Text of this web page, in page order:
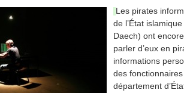
Les pirates
de l’État
Daech) ont
parler d’eux en
informations
des
département